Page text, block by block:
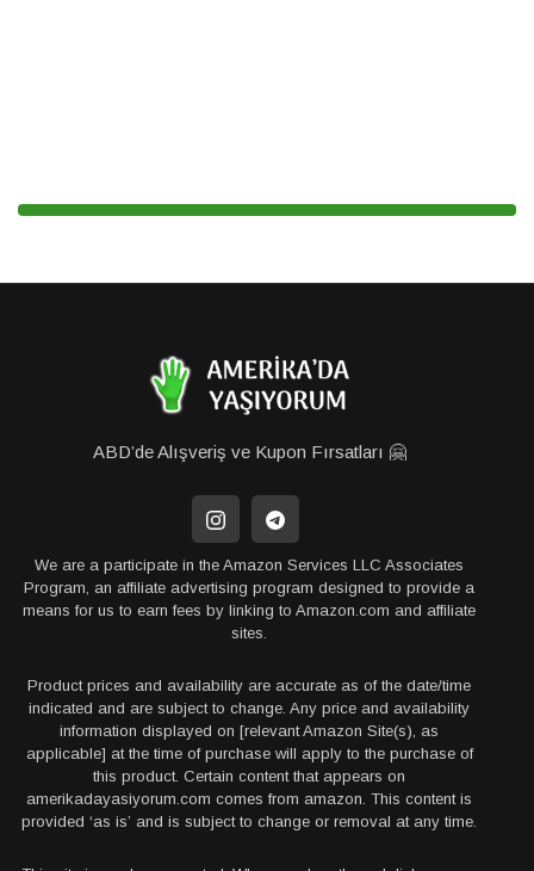
ABD’de Alışveriş ve Kupon Fırsatları 🤗
We are a participate in the Amazon Services LLC Associates
Program, an affiliate advertising program designed to provide a
means for us to earn fees by linking to Amazon.com and affiliate
sites.
Product prices and availability are accurate as of the date/time
indicated and are subject to change. Any price and availability
information displayed on [relevant Amazon Site(s), as
applicable] at the time of purchase will apply to the purchase of
this product. Certain content that appears on
amerikadayasiyorum.com comes from amazon. This content is
provided ‘as is’ and is subject to change or removal at any time.